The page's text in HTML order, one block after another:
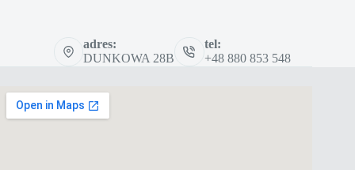
adres:
DUNKOWA 28B
tel:
+48 880 853 548